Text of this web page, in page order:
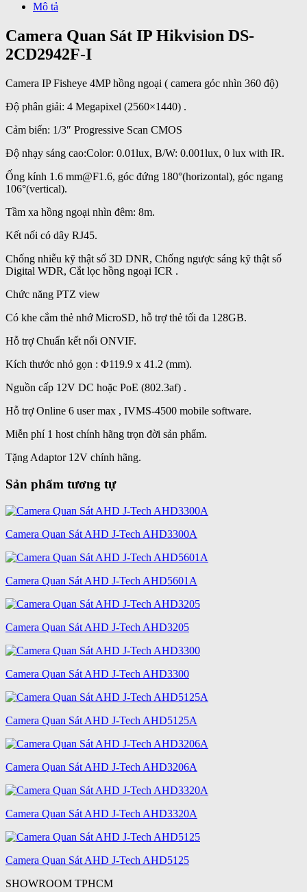
Mô tả
Camera Quan Sát IP Hikvision DS-
2CD2942F-I
Camera IP Fisheye 4MP hồng ngoại ( camera góc nhìn 360 độ)
Độ phân giải: 4 Megapixel (2560×1440) .
Cảm biến: 1/3″ Progressive Scan CMOS
Độ nhạy sáng cao:Color: 0.01lux, B/W: 0.001lux, 0 lux with IR.
Ống kính 1.6 mm@F1.6, góc đứng 180°(horizontal), góc ngang
106°(vertical).
Tầm xa hồng ngoại nhìn đêm: 8m.
Kết nối có dây RJ45.
Chống nhiễu kỹ thật số 3D DNR, Chống ngược sáng kỹ thật số
Digital WDR, Cắt lọc hồng ngoại ICR .
Chức năng PTZ view
Có khe cắm thẻ nhớ MicroSD, hỗ trợ thẻ tối đa 128GB.
Hỗ trợ Chuẩn kết nối ONVIF.
Kích thước nhỏ gọn : Φ119.9 x 41.2 (mm).
Nguồn cấp 12V DC hoặc PoE (802.3af) .
Hỗ trợ Online 6 user max , IVMS-4500 mobile software.
Miễn phí 1 host chính hãng trọn đời sản phẩm.
Tặng Adaptor 12V chính hãng.
Sản phẩm tương tự
Camera Quan Sát AHD J-Tech AHD3300A
Camera Quan Sát AHD J-Tech AHD5601A
Camera Quan Sát AHD J-Tech AHD3205
Camera Quan Sát AHD J-Tech AHD3300
Camera Quan Sát AHD J-Tech AHD5125A
Camera Quan Sát AHD J-Tech AHD3206A
Camera Quan Sát AHD J-Tech AHD3320A
Camera Quan Sát AHD J-Tech AHD5125
SHOWROOM TPHCM